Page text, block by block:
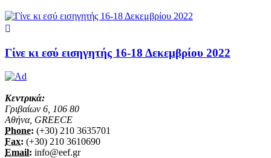
Γίνε κι εσύ εισηγητής 16-18 Δεκεμβρίου 2022
Κεντρικά:
Γριβαίων 6, 106 80
Αθήνα, GREECE
Phone: (+30) 210 3635701
Fax: (+30) 210 3610690
Email: info@eef.gr